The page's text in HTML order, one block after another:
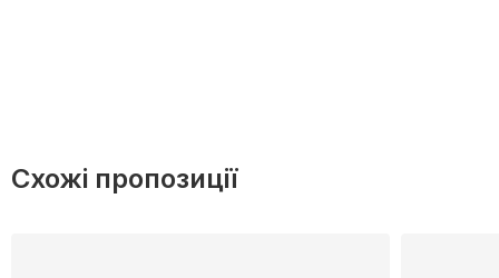
Схожі пропозиції